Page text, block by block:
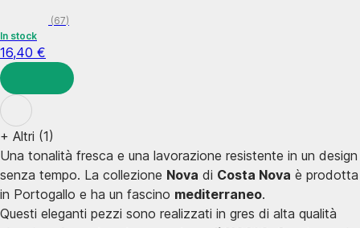
(67)
In stock
16,40 €
AGGIUNGI
+ Altri (1)
Una tonalità fresca e una lavorazione resistente in un design
senza tempo. La collezione Nova di Costa Nova è prodotta
in Portogallo e ha un fascino mediterraneo.
Questi eleganti pezzi sono realizzati in gres di alta qualità